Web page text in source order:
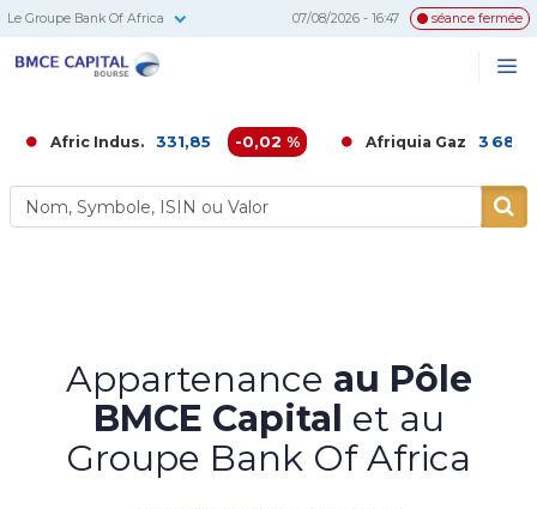
Le Groupe Bank Of Africa 07/08/2026 - 16:47 séance fermée
Indus. 331,85 -0,02 % Afriquia Gaz 3 680,00 -
Appartenance au Pôle
BMCE Capital et au
Groupe Bank Of Africa